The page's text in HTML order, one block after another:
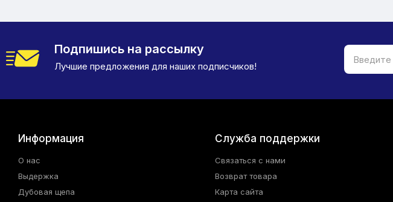
Подпишись на рассылку
Лучшие предложения для наших подписчиков!
Информация
О нас
Выдержка
Дубовая щепа
Служба поддержки
Связаться с нами
Возврат товара
Карта сайта